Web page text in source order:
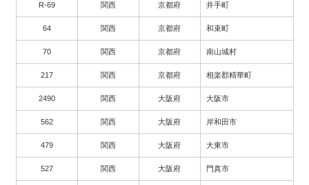
R-69 関西 京都府 井手町
64 関西 京都府 和束町
70 関西 京都府 南山城村
217 関西 京都府 相楽郡精華町
2490 関西 大阪府 大阪市
562 関西 大阪府 岸和田市
479 関西 大阪府 大東市
527 関西 大阪府 門真市